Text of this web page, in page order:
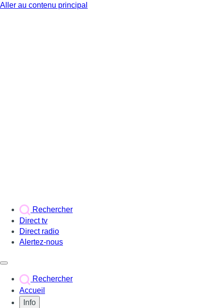
Aller au contenu principal
Rechercher
Direct tv
Direct radio
Alertez-nous
Rechercher
Accueil
Info